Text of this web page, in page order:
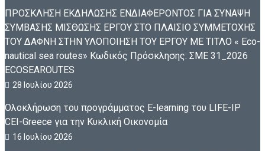
ΠΡΟΣΚΛΗΣΗ ΕΚΔΗΛΩΣΗΣ ΕΝΔΙΑΦΕΡΟΝΤΟΣ ΓΙΑ ΣΥΝΑΨΗ
ΣΥΜΒΑΣΗΣ ΜΙΣΘΩΣΗΣ ΕΡΓΟΥ ΣΤΟ ΠΛΑΙΣΙΟ ΣΥΜΜΕΤΟΧΗΣ
ΤΟΥ ΔΑΦΝΗ ΣΤΗΝ ΥΛΟΠΟΙΗΣΗ ΤΟΥ ΕΡΓΟΥ ΜΕ ΤΙΤΛΟ « Eco-
nautical sea routes» Κωδικός Πρόσκλησης: ΣΜΕ 31_2026
ECOSEAROUTES
28 Ιουλίου 2026
Ολοκλήρωση του προγράμματος E-learning του LIFE-IP
CEI-Greece για την Κυκλική Οικονομία
16 Ιουλίου 2026